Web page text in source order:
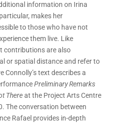
information on Irina
makes her
to those who have not
them live. Like
contributions are also
or spatial distance and refer to
Connolly’s text describes a
Preliminary Remarks
Thereat the Project Arts Centre
The conversation between
Rafael provides in-depth